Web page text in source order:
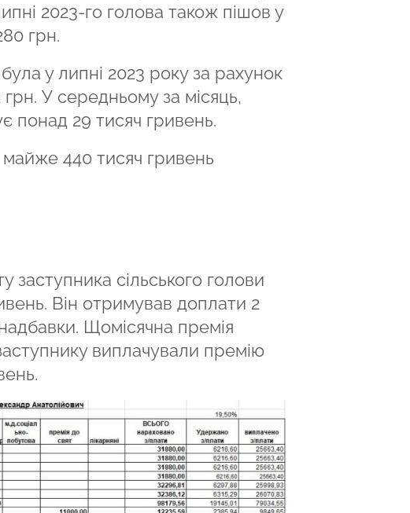
2023-го голова також пішов у
грн.
у липні 2023 року за рахунок
У середньому за місяць,
понад 29 тисяч гривень.
майже 440 тисяч гривень
заступника сільського голови
Він отримував доплати 2
Щомісячна премія
виплачували премію